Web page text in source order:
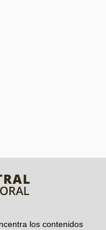
los contenidos